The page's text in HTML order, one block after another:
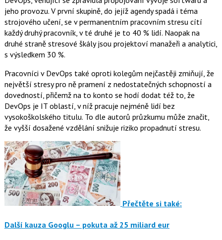
jeho provozu. V první skupině, do jejíž agendy spadá i téma
strojového učení, se v permanentním pracovním stresu cítí
každý druhý pracovník, v té druhé je to 40 % lidí. Naopak na
druhé straně stresové škály jsou projektoví manažeři a analytici,
s výsledkem 30 %.
Pracovníci v DevOps také oproti kolegům nejčastěji zmiňují, že
největší stresy pro ně pramení z nedostatečných schopností a
dovedností, přičemž na to konto se hodí dodat též to, že
DevOps je IT oblastí, v níž pracuje nejméně lidí bez
vysokoškolského titulu. To dle autorů průzkumu může značit,
že vyšší dosažené vzdělání snižuje riziko propadnutí stresu.
Přečtěte si také:
Další kauza Googlu – pokuta až 25 miliard eur